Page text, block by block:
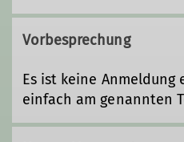
Vorbesprechung
Es ist keine
einfach am genannten